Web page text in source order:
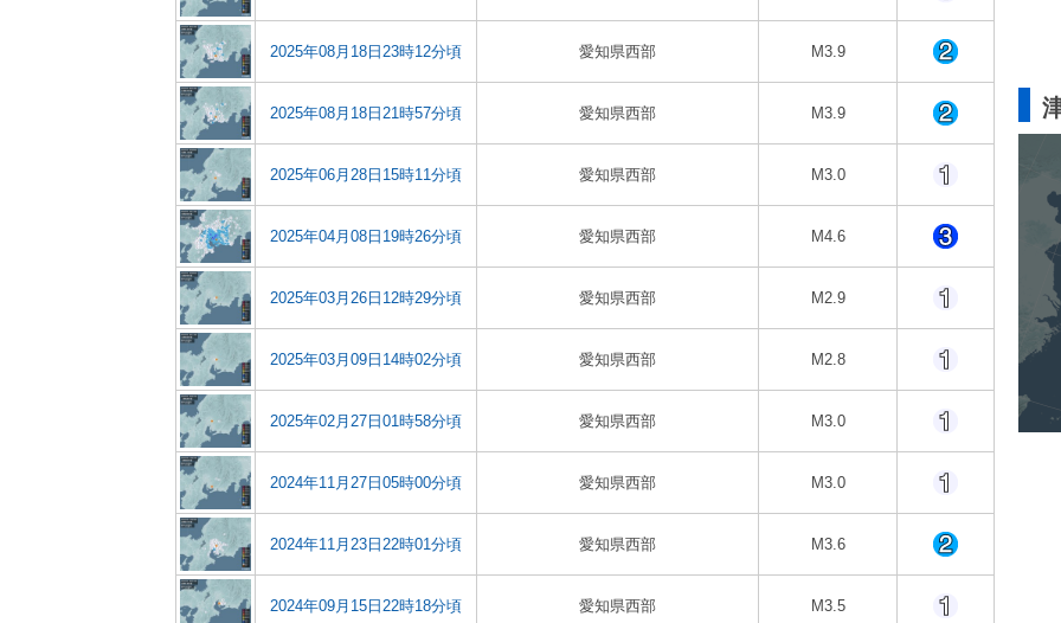
2025年08月18日23時12分頃 愛知県西部 M3.9
2025年08月18日21時57分頃 愛知県西部 M3.9
2025年06月28日15時11分頃 愛知県西部 M3.0
2025年04月08日19時26分頃 愛知県西部 M4.6
2025年03月26日12時29分頃 愛知県西部 M2.9
2025年03月09日14時02分頃 愛知県西部 M2.8
2025年02月27日01時58分頃 愛知県西部 M3.0
2024年11月27日05時00分頃 愛知県西部 M3.0
2024年11月23日22時01分頃 愛知県西部 M3.6
2024年09月15日22時18分頃 愛知県西部 M3.5